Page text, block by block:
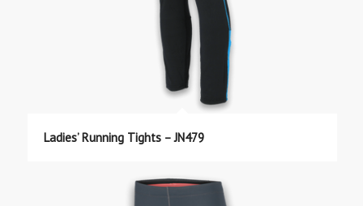
Ladies’ Running Tights – JN479